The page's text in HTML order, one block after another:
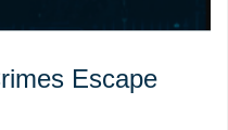
Escape